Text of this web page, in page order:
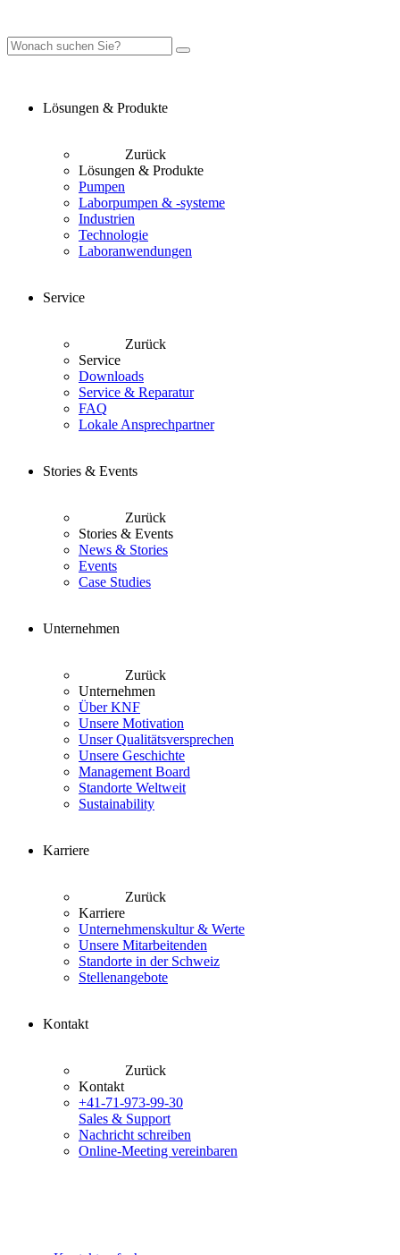
Lösungen & Produkte
Zurück
Lösungen & Produkte
Pumpen
Laborpumpen & -systeme
Industrien
Technologie
Laboranwendungen
Service
Zurück
Service
Downloads
Service & Reparatur
FAQ
Lokale Ansprechpartner
Stories & Events
Zurück
Stories & Events
News & Stories
Events
Case Studies
Unternehmen
Zurück
Unternehmen
Über KNF
Unsere Motivation
Unser Qualitätsversprechen
Unsere Geschichte
Management Board
Standorte Weltweit
Sustainability
Karriere
Zurück
Karriere
Unternehmenskultur & Werte
Unsere Mitarbeitenden
Standorte in der Schweiz
Stellenangebote
Kontakt
Zurück
Kontakt
+41-71-973-99-30
Sales & Support
Nachricht schreiben
Online-Meeting vereinbaren